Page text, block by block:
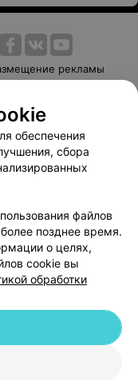
рекламы
Способы оплаты
103.by
данных
Республика Беларусь,
обеспечения
сбора
файлов
позднее время.
о целях,
cookie вы
обработки